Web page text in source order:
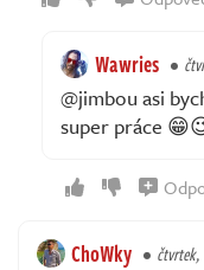
Wawries
@jimbou asi
super práce
ChoWky čtvrtek,